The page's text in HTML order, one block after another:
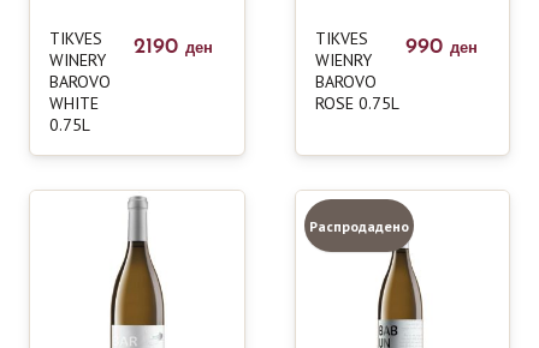
TIKVES
WINERY
BAROVO
WHITE
0.75L
2190 ден
TIKVES
WIENRY
BAROVO
ROSE 0.75L
990 ден
Распродадено